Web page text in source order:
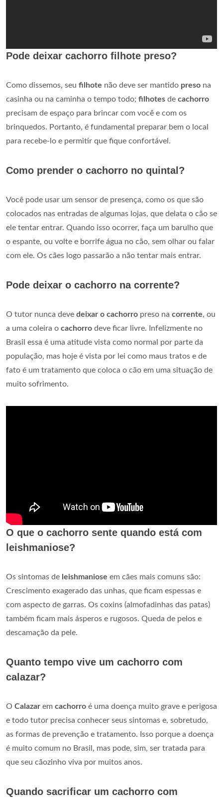
Pode deixar cachorro filhote preso?
Como dissemos, seu filhote não deve ser mantido preso na
casinha ou na caminha o tempo todo; filhotes de cachorro
precisam de espaço para brincar com você e com os
brinquedos. Portanto, é fundamental preparar bem o local
para recebe-lo e permitir que fique confortável.
Como prender o cachorro no quintal?
Você pode usar um sensor de presença, como os que são
colocados nas entradas de algumas lojas, que delata o cão se
ele tentar entrar. Quando isso ocorrer, faça um barulho que
o espante, ou volte e borrife água no cão, sem olhar ou falar
com ele. Os cães logo passarão a não tentar mais entrar.
Pode deixar o cachorro na corrente?
O tutor nunca deve deixar o cachorro preso na corrente, ou
a uma coleira o cachorro deve ficar livre. Infelizmente no
Brasil essa é uma atitude vista como normal por parte da
população, mas hoje é vista por lei como maus tratos e de
fato é um tratamento que coloca o cão em uma situação de
muito sofrimento.
O que o cachorro sente quando está com
leishmaniose?
Os sintomas de leishmaniose em cães mais comuns são:
Crescimento exagerado das unhas, que ficam espessas e
com aspecto de garras. Os coxins (almofadinhas das patas)
também ficam mais ásperos e rugosos. Queda de pelos e
descamação da pele.
Quanto tempo vive um cachorro com
calazar?
O Calazar em cachorro é uma doença muito grave e perigosa
e todo tutor precisa conhecer seus sintomas e, sobretudo,
as formas de prevenção e tratamento. Isso porque a doença
é muito comum no Brasil, mas pode, sim, ser tratada para
que seu cãozinho viva por muitos anos.
Quando sacrificar um cachorro com